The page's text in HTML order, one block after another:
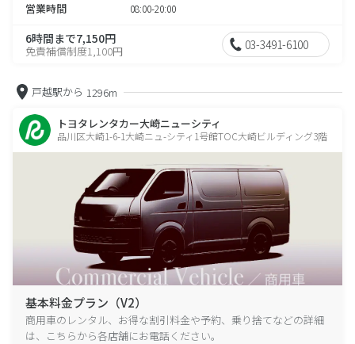
営業時間 08:00-20:00
6時間まで7,150円
免責補償制度1,100円 03-3491-6100
戸越駅から 1296m
トヨタレンタカー大崎ニューシティ
品川区大崎1-6-1大崎ニュ-シティ1号館TOC大崎ビルディング3階
基本料金プラン（V2）
商用車のレンタル、お得な割引料金や予約、乗り捨てなどの詳細
は、こちらから各店舗にお電話ください。